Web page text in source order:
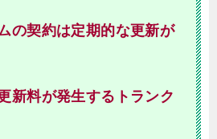
の契約は定期的な更新が
新料が発生するトランク